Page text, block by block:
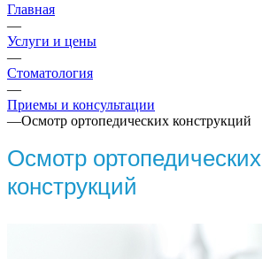
Главная
—
Услуги и цены
—
Стоматология
—
Приемы и консультации
—Осмотр ортопедических конструкций
Осмотр ортопедических
конструкций